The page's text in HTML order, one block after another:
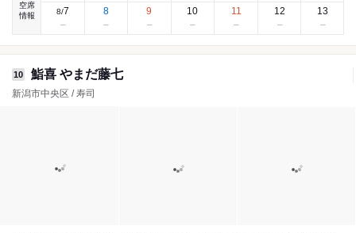
空席
情報
8/7 8 9 10 11 12 13
10 鮨喜 やまだ藤七
新潟市中央区 / 寿司